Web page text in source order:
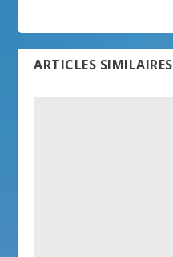
ARTICLES SIMILAIRES